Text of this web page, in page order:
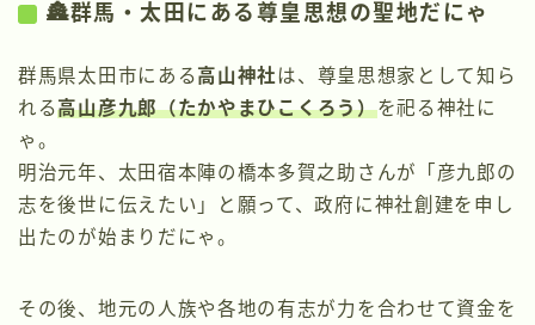
🏯群馬・太田にある尊皇思想の聖地だにゃ
群馬県太田市にある高山神社は、尊皇思想家として知ら
れる高山彦九郎（たかやまひこくろう）を祀る神社に
ゃ。
明治元年、太田宿本陣の橋本多賀之助さんが「彦九郎の
志を後世に伝えたい」と願って、政府に神社創建を申し
出たのが始まりだにゃ。
その後、地元の人族や各地の有志が力を合わせて資金を